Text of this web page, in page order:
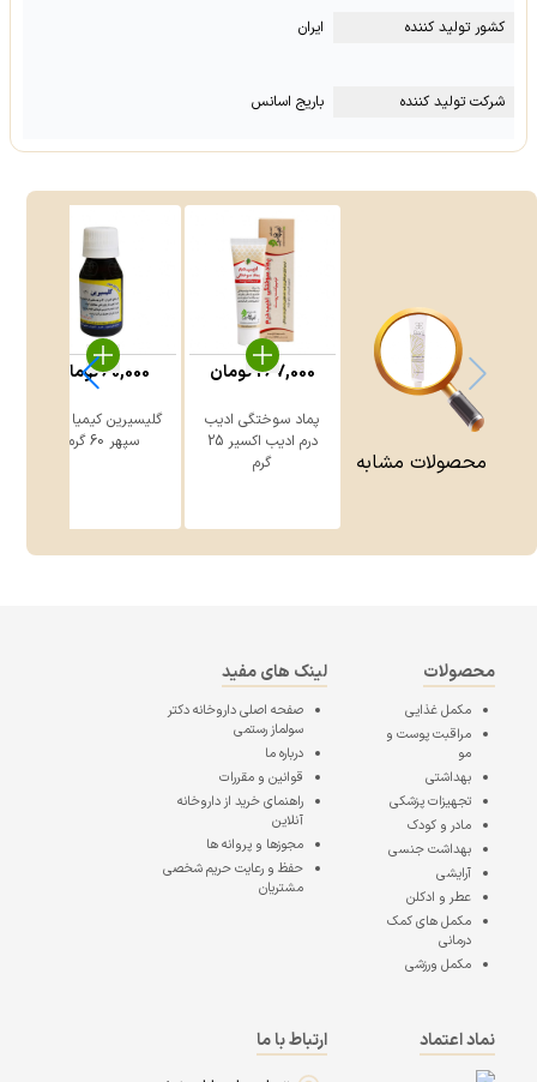
کشور تولید کننده ایران
شرکت تولید کننده باریج اسانس
محصولات مشابه
پماد سوختگی ادیب
درم ادیب اکسیر 25
گرم
267,000تومان
گلیسیرین کیمیا دارو
سپهر 60 گرم
60,000تومان
محصولات
مکمل غذایی
مراقبت پوست و
مو
بهداشتی
تجهیزات پزشکی
مادر و کودک
بهداشت جنسی
آرایشی
عطر و ادکلن
مکمل های کمک
درمانی
مکمل ورزشی
لینک های مفید
صفحه اصلیداروخانه دکتر
سولماز رستمی
درباره ما
قوانین و مقررات
راهنمای خرید از داروخانه
آنلاین
مجوزها و پروانه ها
حفظ و رعایت حریم شخصی
مشتریان
نماد اعتماد
ارتباط با ما